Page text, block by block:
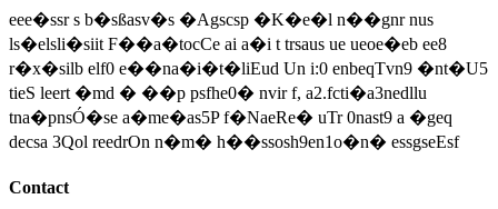
eee�ssr s b�sßasv�s �Agscsp �K�e�l n��gnr nus
ls�elsli�siit F��a�tocCe ai a�i t trsaus ue ueoe�eb ee8
r�x�silb elf0 e��na�i�t�liEud Un i:0 enbeqTvn9 �nt�U5
tieS leert �md � ��p psfhe0� nvir f, a2.fcti�a3nedllu
tna�pnsÓ�se a�me�as5P f�NaeRe� uTr 0nast9 a �geq
decsa 3Qol reedrOn n�m� h��ssosh9en1o�n� essgseEsf
Contact